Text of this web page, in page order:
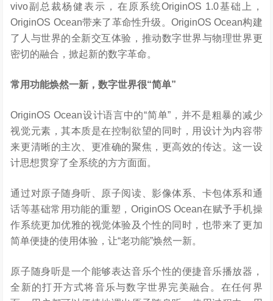
vivo副总裁杨健表示，在原系统OriginOS 1.0基础上，
OriginOS Ocean带来了革命性升级。OriginOS Ocean构建
了人与世界的全新交互体验，推动数字世界与物理世界更
密切的融合，掀起新的数字革命。
常用功能焕然一新，数字世界很“简单”
OriginOS Ocean设计语言中的“简单”，并不是粗暴的减少
视觉元素，其本质是在控制欲望的同时，用设计为内容带
来更清晰的主次、更准确的聚焦，更高效的传达。这一设
计思想贯穿了全系统的方方面面。
通过对原子随身听、原子阅读、影像体系、卡包体系和通
话等基础常用功能的重塑，OriginOS Ocean在赋予手机操
作系统更加优雅的视觉体验及个性的同时，也带来了更加
简单便捷的使用体验，让“老功能”焕然一新。
原子随身听是一个能够表达音乐个性的便捷音乐播放器，
全新的打开方式将音乐与数字世界完美融合。在任何界